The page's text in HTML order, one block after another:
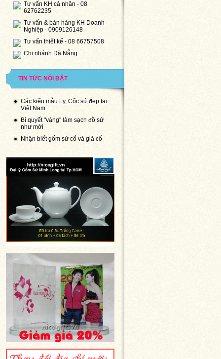
Tư vấn KH cá nhân - 08
62762235
Tư vấn & bán hàng KH Doanh
Nghiệp - 0909126148
Tư vấn thiết kế - 08 66757508
Chi nhánh Đà Nẵng
TIN TỨC NỔI BẬT
Các kiểu mẫu Ly, Cốc sứ đẹp tại
Việt Nam
Bí quyết "vàng" làm sạch đồ sứ
như mới
Nhận biết gốm sứ cổ và giả cổ